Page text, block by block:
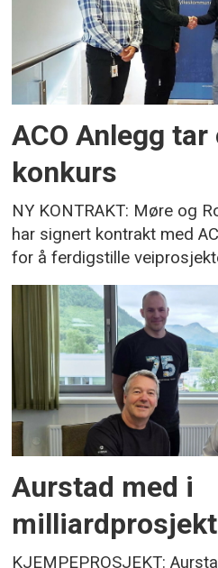
ACO Anlegg
konkurs
NY KONTRAKT: Møre og
har signert kontrakt med
for å ferdigstille
Aurstad med i
milliardprosjekt
KJEMPEPROSJEKT: